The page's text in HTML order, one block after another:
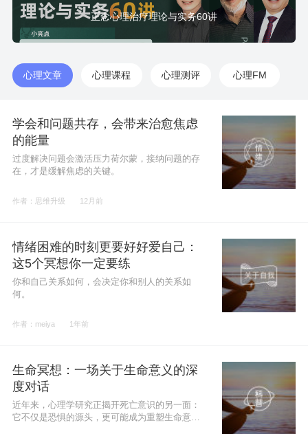
正念心理治疗理论与实务60讲
心理文章 心理课程 心理测评 心理FM
学会和问题共存，会带来治愈焦虑
的能量
过度解决问题会激活压力荷尔蒙，接纳问题的存
在，才是缓解焦虑的关键。
作者：思维升级 12月前
情绪困难的时刻更要好好爱自己：
这5个冥想你一定要练
你和自己关系如何，会决定你和别人的关系如
何。
作者：meiya 1年前
生命冥想：一场关于生命意义的深
度对话
近年来，心理学研究正揭开死亡意识的另一面：
它不仅是恐惧的源头，更可能成为重塑生命意义